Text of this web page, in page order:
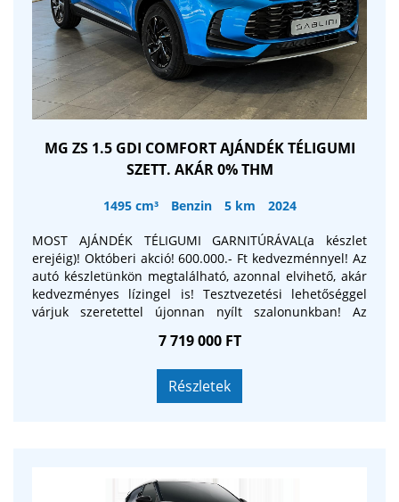
MG ZS 1.5 GDI COMFORT AJÁNDÉK TÉLIGUMI
SZETT. AKÁR 0% THM
1495 cm³ Benzin 5 km 2024
MOST AJÁNDÉK TÉLIGUMI GARNITÚRÁVAL(a készlet
erejéig)! Októberi akció! 600.000.- Ft kedvezménnyel! Az
autó készletünkön megtalálható, azonnal elvihető, akár
kedvezményes lízingel is! Tesztvezetési lehetőséggel
várjuk szeretettel újonnan nyílt szalonunkban! Az
7 719 000 FT
Részletek